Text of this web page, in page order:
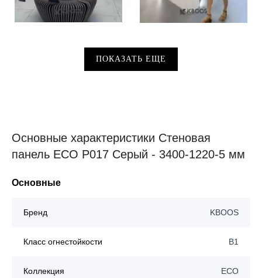
ПОКАЗАТЬ ЕЩЕ
Основные характеристики Стеновая
панель ECO P017 Серый - 3400-1220-5 мм
Основные
Бренд KBOOS
Класс огнестойкости B1
Коллекция ECO